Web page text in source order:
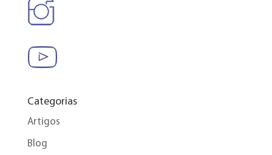
Categorias
Artigos
Blog